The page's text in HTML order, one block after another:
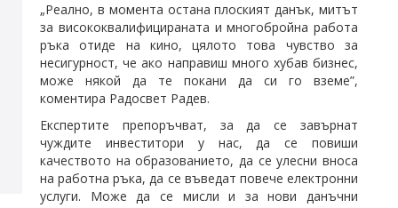
„Реално, в момента остана плоският данък, митът
за висококвалифицираната и многобройна работа
ръка отиде на кино, цялото това чувство за
несигурност, че ако направиш много хубав бизнес,
може някой да те покани да си го вземе”,
коментира Радосвет Радев.
Експертите препоръчват, за да се завърнат
чуждите инвеститори у нас, да се повиши
качеството на образованието, да се улесни вноса
на работна ръка, да се въведат повече електронни
услуги. Може да се мисли и за нови данъчни